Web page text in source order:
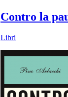
Contro la
Libri